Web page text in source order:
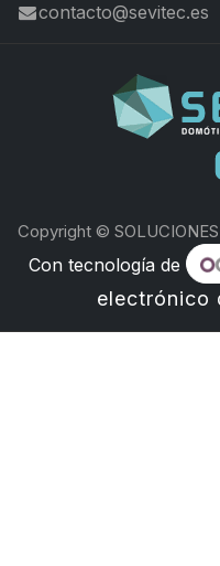
contacto@sevitec.es
Copyright ©
Con tecnología de
electrónico